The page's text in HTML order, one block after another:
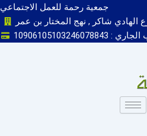
Skip
to
content
جمعية رحمة للعمل الاجتماعي
الهادي شاكر , نهج المختار بن عمر